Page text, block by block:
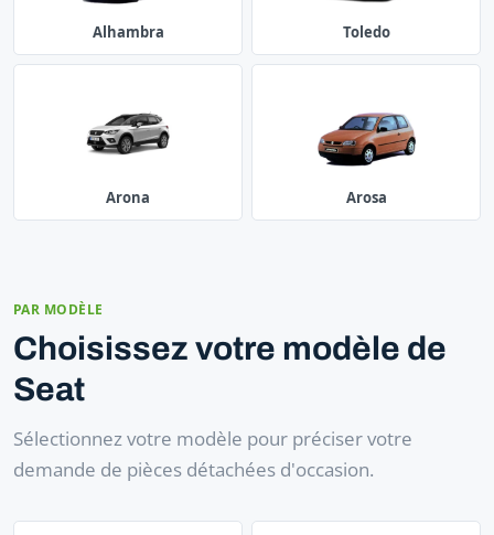
Alhambra Toledo
Arona Arosa
PAR MODÈLE
Choisissez votre modèle de
Seat
Sélectionnez votre modèle pour préciser votre
demande de pièces détachées d'occasion.